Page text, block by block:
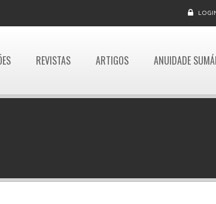
REVISTAS ARTIGOS ANUIDADE